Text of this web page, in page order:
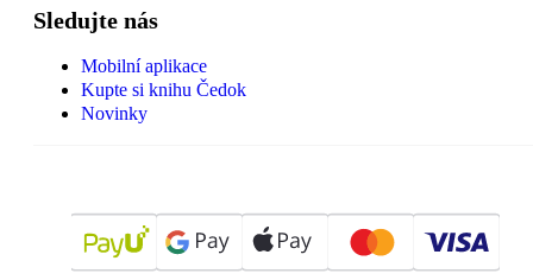
Sledujte nás
Mobilní aplikace
Kupte si knihu Čedok
Novinky